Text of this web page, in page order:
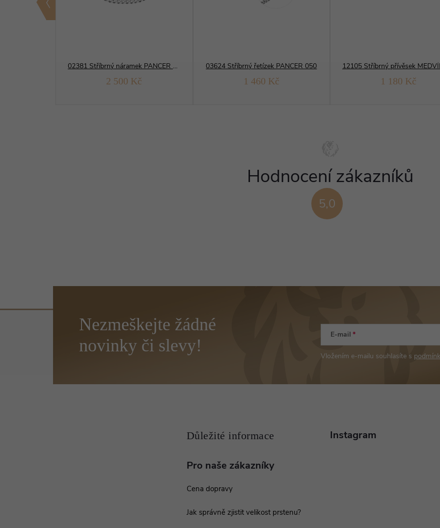
02381 Stříbrný náramek PANCER 100
2 500 Kč
03624 Stříbrný řetízek PANCER 050
1 460 Kč 1 180 Kč
5,0
Hodnocení zákazníků
E-mail
Vložením e-mailu souhlasíte s
Pro naše zákazníky
Cena dopravy
Jak správně zjistit velikost prstenu?
Instagram